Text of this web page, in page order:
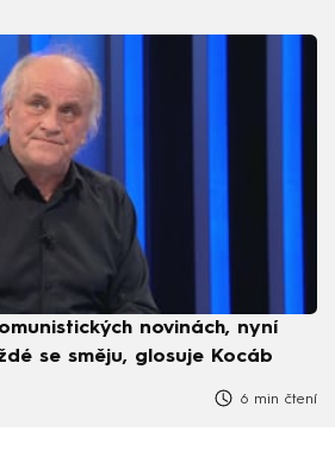
novinách, nyní
se směju, glosuje Kocáb
6 min čtení